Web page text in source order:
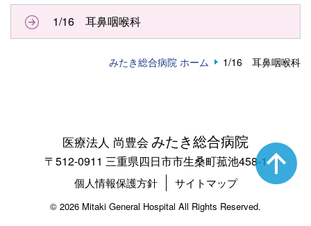
1/16 耳鼻咽喉科
みたき総合病院 ホーム 1/16 耳鼻咽喉科
医療法人 尚豊会 みたき総合病院
〒512-0911 三重県四日市市生桑町菰池458-1
個人情報保護方針 サイトマップ
© 2026 Mitaki General Hospital All Rights Reserved.